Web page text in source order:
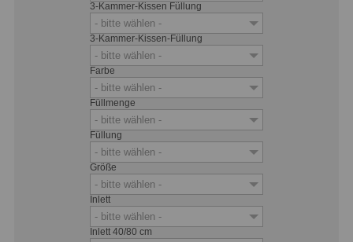
3-Kammer-Kissen Füllung
- bitte wählen -
3-Kammer-Kissen-Füllung
- bitte wählen -
Farbe
- bitte wählen -
Füllmenge
- bitte wählen -
Füllung
- bitte wählen -
Größe
- bitte wählen -
Inlett
- bitte wählen -
Inlett 40/80 cm